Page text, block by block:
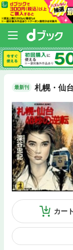
最新刊 札幌・仙
カー